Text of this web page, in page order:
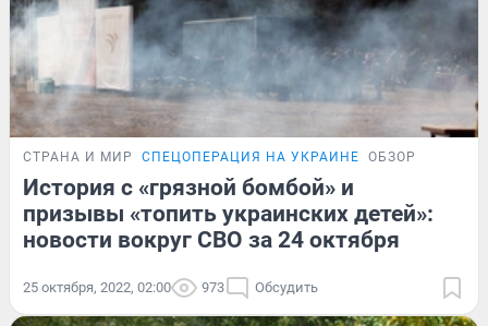
СТРАНА И МИР СПЕЦОПЕРАЦИЯ НА УКРАИНЕ ОБЗОР
История с «грязной бомбой» и
призывы «топить украинских детей»:
новости вокруг СВО за 24 октября
25 октября, 2022, 02:00 973 Обсудить